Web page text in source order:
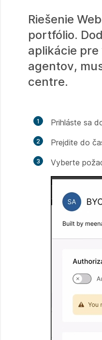
Riešenie
portfólio.
aplikácie
agentov,
centre.
1 Prihláste sa
2 Prejdite do
3 Vyberte